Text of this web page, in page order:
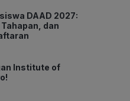
DAAD 2027:
dan
Institute of